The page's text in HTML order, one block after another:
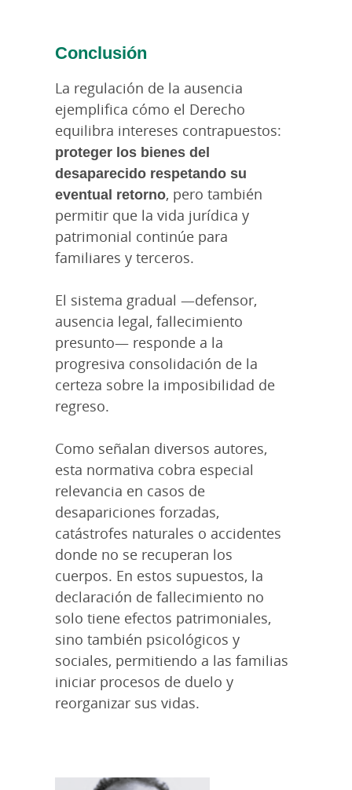
Conclusión
La regulación de la ausencia
ejemplifica cómo el Derecho
equilibra intereses contrapuestos:
proteger los bienes del
desaparecido respetando su
eventual retorno, pero también
permitir que la vida jurídica y
patrimonial continúe para
familiares y terceros.
El sistema gradual —defensor,
ausencia legal, fallecimiento
presunto— responde a la
progresiva consolidación de la
certeza sobre la imposibilidad de
regreso.
Como señalan diversos autores,
esta normativa cobra especial
relevancia en casos de
desapariciones forzadas,
catástrofes naturales o accidentes
donde no se recuperan los
cuerpos. En estos supuestos, la
declaración de fallecimiento no
solo tiene efectos patrimoniales,
sino también psicológicos y
sociales, permitiendo a las familias
iniciar procesos de duelo y
reorganizar sus vidas.